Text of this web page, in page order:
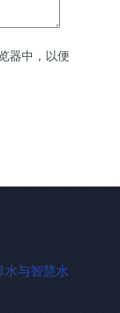
器中，以便
水与智慧水